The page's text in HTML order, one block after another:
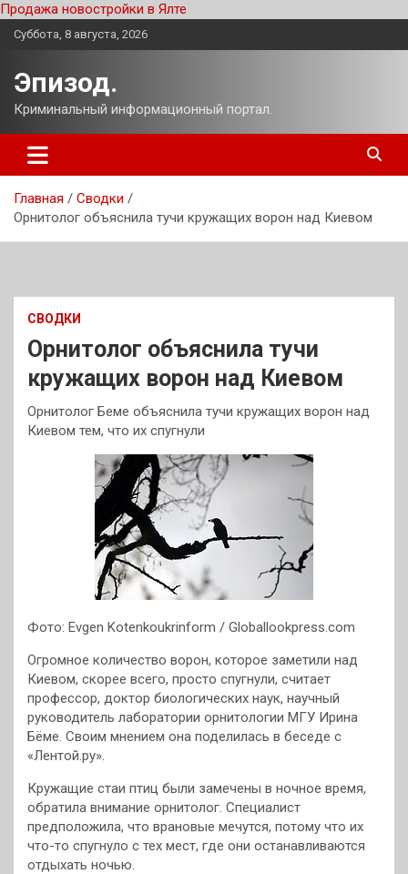
Продажа новостройки в Ялте
Перейти
Суббота, 8 августа, 2026
Эпизод.
Криминальный информационный портал.
Главная
Сводки
Орнитолог объяснила тучи кружащих ворон над Киевом
СВОДКИ
Орнитолог объяснила тучи
кружащих ворон над Киевом
Орнитолог Беме объяснила тучи кружащих ворон над
Киевом тем, что их спугнули
Фото: Evgen Kotenkoukrinform / Globallookpress.com
Огромное количество ворон, которое заметили над
Киевом, скорее всего, просто спугнули, считает
профессор, доктор биологических наук, научный
руководитель лаборатории орнитологии МГУ Ирина
Бёме. Своим мнением она поделилась в беседе с
«Лентой.ру».
Кружащие стаи птиц были замечены в ночное время,
обратила внимание орнитолог. Специалист
предположила, что врановые мечутся, потому что их
что-то спугнуло с тех мест, где они останавливаются
отдыхать ночью.